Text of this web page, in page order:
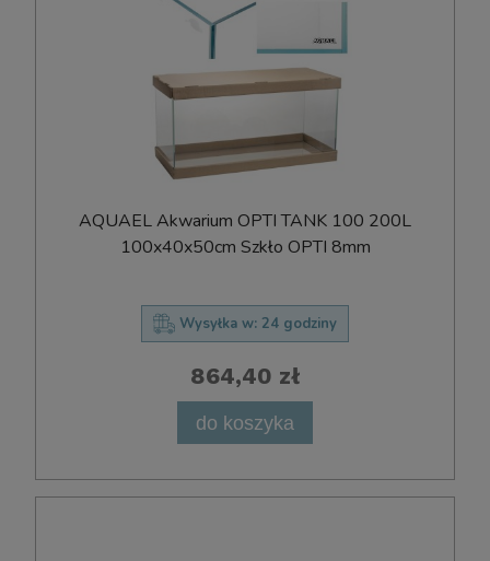
AQUAEL Akwarium OPTI TANK 100 200L
100x40x50cm Szkło OPTI 8mm
Wysyłka w: 24 godziny
864,40 zł
do koszyka